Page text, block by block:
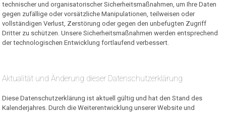
technischer und organisatorischer Sicherheitsmaßnahmen, um Ihre Daten
gegen zufällige oder vorsätzliche Manipulationen, teilweisen oder
vollständigen Verlust, Zerstörung oder gegen den unbefugten Zugriff
Dritter zu schützen. Unsere Sicherheitsmaßnahmen werden entsprechend
der technologischen Entwicklung fortlaufend verbessert.
Aktualität und Änderung dieser Datenschutzerklärung
Diese Datenschutzerklärung ist aktuell gültig und hat den Stand des
Kalenderjahres. Durch die Weiterentwicklung unserer Website und